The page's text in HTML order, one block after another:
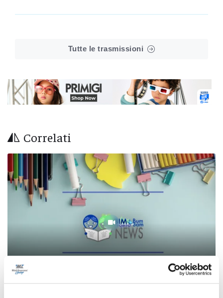
Tutte le trasmissioni
Correlati